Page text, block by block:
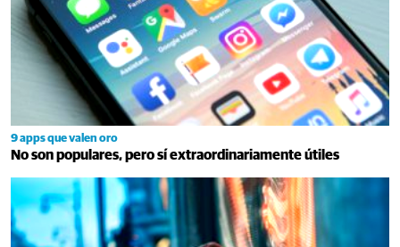
9 apps que valen oro
No son populares, pero sí extraordinariamente útiles